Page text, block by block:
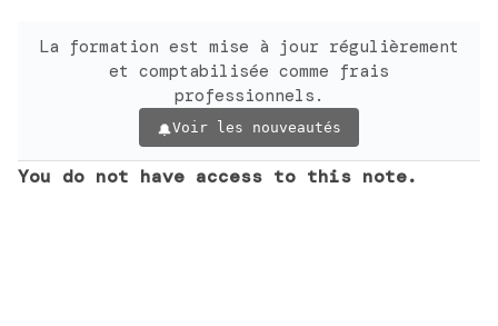
La formation est mise à jour régulièrement
et comptabilisée comme frais
professionnels.
Voir les nouveautés
You do not have access to this note.